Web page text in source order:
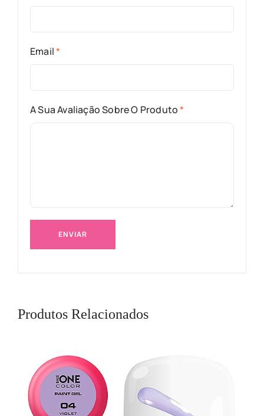
A Sua Avaliação Sobre O Produto*
Email*
Produtos Relacionados